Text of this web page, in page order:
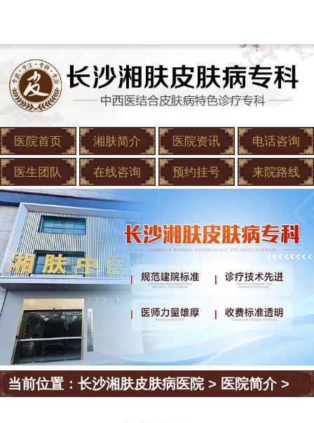
医院首页 湘肤简介 医院资讯 电话咨询
医生团队 在线咨询 预约挂号 来院路线
当前位置：长沙湘肤皮肤病医院> 医院简介>